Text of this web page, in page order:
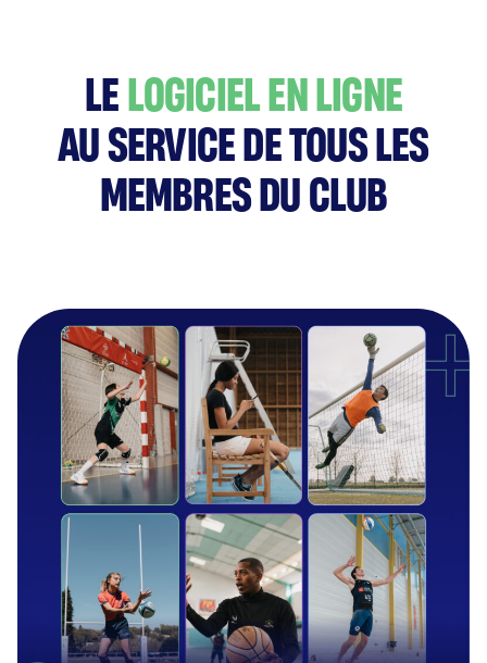
LE LOGICIEL EN LIGNE
AU SERVICE DE TOUS LES
MEMBRES DU CLUB